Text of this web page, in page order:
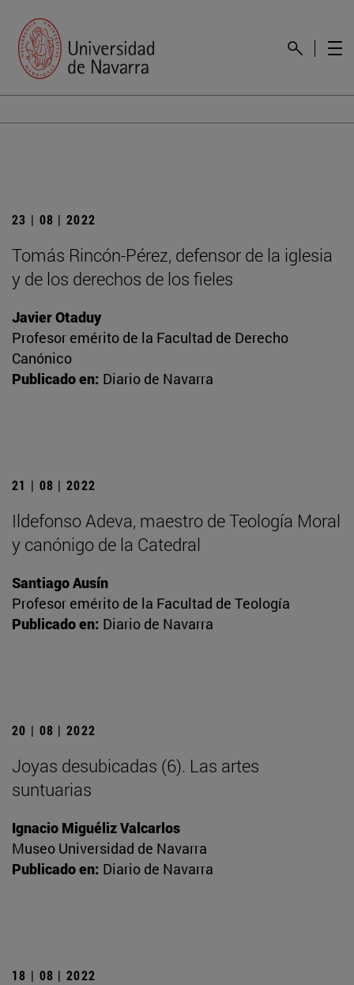
23 | 08 | 2022
Tomás Rincón-Pérez, defensor de la iglesia
y de los derechos de los fieles
Javier Otaduy
Profesor emérito de la Facultad de Derecho
Canónico
Publicado en: Diario de Navarra
21 | 08 | 2022
Ildefonso Adeva, maestro de Teología Moral
y canónigo de la Catedral
Santiago Ausín
Profesor emérito de la Facultad de Teología
Publicado en: Diario de Navarra
20 | 08 | 2022
Joyas desubicadas (6). Las artes
suntuarias
Ignacio Miguéliz Valcarlos
Museo Universidad de Navarra
Publicado en: Diario de Navarra
18 | 08 | 2022